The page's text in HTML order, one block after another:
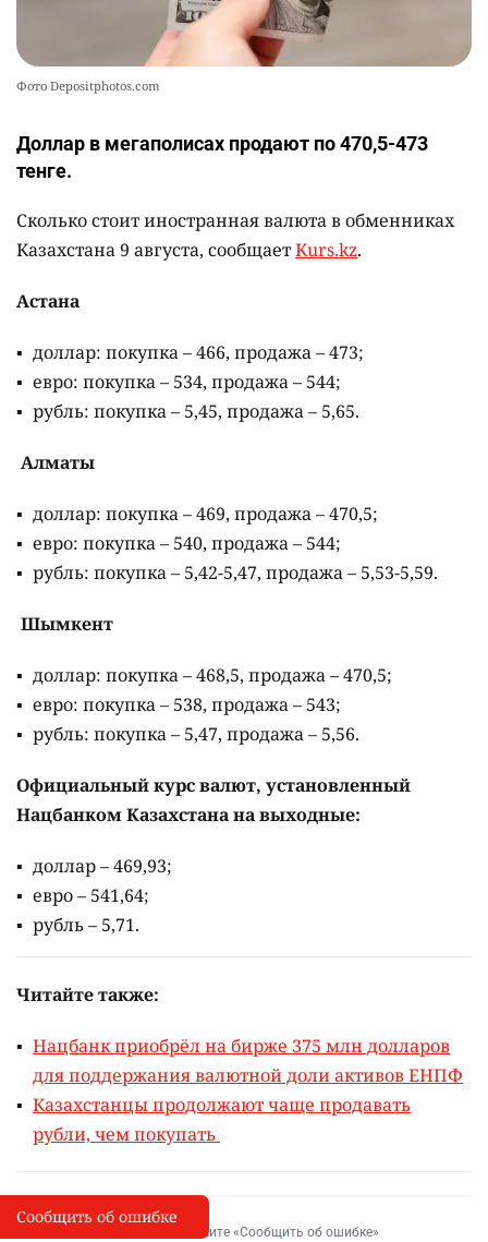
Фото Depositphotos.com
Доллар в мегаполисах продают по 470,5-473
тенге.
Сколько стоит иностранная валюта в обменниках
Казахстана 9 августа, сообщаетKurs.kz.
Астана
доллар: покупка – 466, продажа – 473;
евро: покупка – 534, продажа – 544;
рубль: покупка – 5,45, продажа – 5,65.
Алматы
доллар: покупка – 469, продажа – 470,5;
евро: покупка – 540, продажа – 544;
рубль: покупка – 5,42-5,47, продажа – 5,53-5,59.
Шымкент
доллар: покупка – 468,5, продажа – 470,5;
евро: покупка – 538, продажа – 543;
рубль: покупка – 5,47, продажа – 5,56.
Официальный курс валют, установленный
Нацбанком Казахстана на выходные:
доллар – 469,93;
евро – 541,64;
рубль – 5,71.
Читайте также:
Нацбанк приобрёл на бирже 375 млн долларов
для поддержания валютной доли активов ЕНПФ
Казахстанцы продолжают чаще продавать
рубли, чем покупать
I
Сообщить об опечатке
Выделите фрагмент и нажмите «Сообщить об ошибке»
Сообщить об ошибке